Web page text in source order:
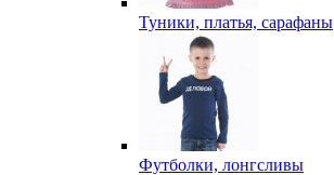
Туники, платья, сарафаны
Футболки, лонгсливы